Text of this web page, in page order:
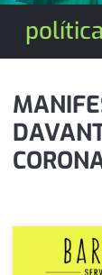
política